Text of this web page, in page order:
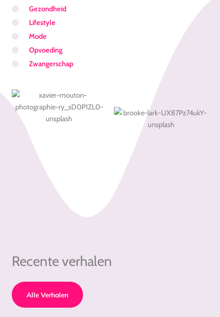
Gezondheid
Lifestyle
Mode
Opvoeding
Zwangerschap
Recente verhalen
Alle Verhalen